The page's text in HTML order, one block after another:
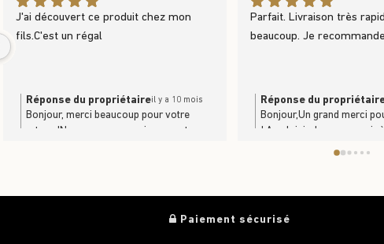
J'ai découvert ce produit chez mon
fils.C'est un régal
Réponse du propriétaireil y a 10 mois
Bonjour, merci beaucoup pour votre
retour !Nous sommes ravis que notre
très bientôt en boutique ou sur le site
Parfait. Livraison très
beaucoup. Je
Réponse du
Bonjour,Un grand merci
! Au plaisir de vous servir à
Paiement sécurisé